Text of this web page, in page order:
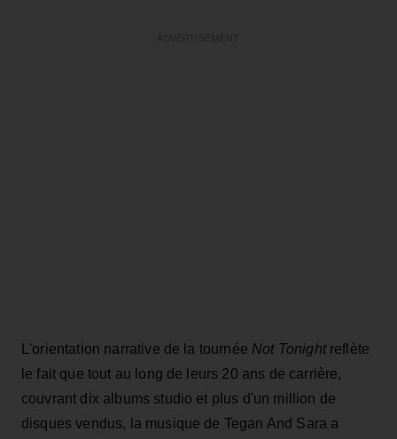
L'orientation narrative de la tournée Not Tonightreflète
le fait que tout au long de leurs 20 ans de carrière,
couvrant dix albums studio et plus d'un million de
disques vendus, la musique de Tegan And Sara a